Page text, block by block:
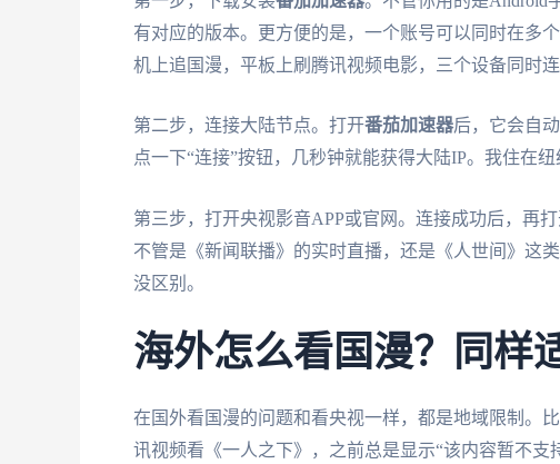
有对应的版本。更方便的是，一个账号可以同时在
机上追国漫，平板上刷腾讯视频电影，三个设备同时
第二步，连接大陆节点。打开番茄加速器后，它会自
点一下“连接”按钮，几秒钟就能获得大陆IP。我住在
第三步，打开央视影音APP或官网。连接成功后，
不管是《新闻联播》的实时直播，还是《人世间》这
没区别。
海外怎么看国漫？同样
在国外看国漫的问题和看央视一样，都是地域限制。
讯视频看《一人之下》，之前总是显示“该内容暂不支